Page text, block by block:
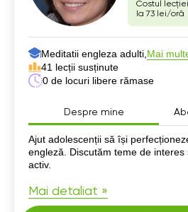
Costul
la 73 lei/oră
Meditatii engleza adulti, Mai
41 lecții susținute
0 de locuri libere rămase
Despre mine
Despre mine
Ajut adolescenții să își
engleză. Discutăm teme de
activ.
Mai detaliat »